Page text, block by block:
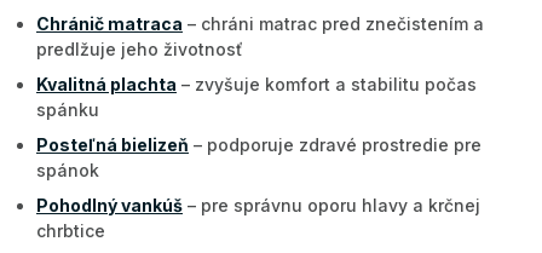
Chránič matraca – chráni matrac pred znečistením a
predlžuje jeho životnosť
Kvalitná plachta – zvyšuje komfort a stabilitu počas
spánku
Posteľná bielizeň – podporuje zdravé prostredie pre
spánok
Pohodlný vankúš – pre správnu oporu hlavy a krčnej
chrbtice